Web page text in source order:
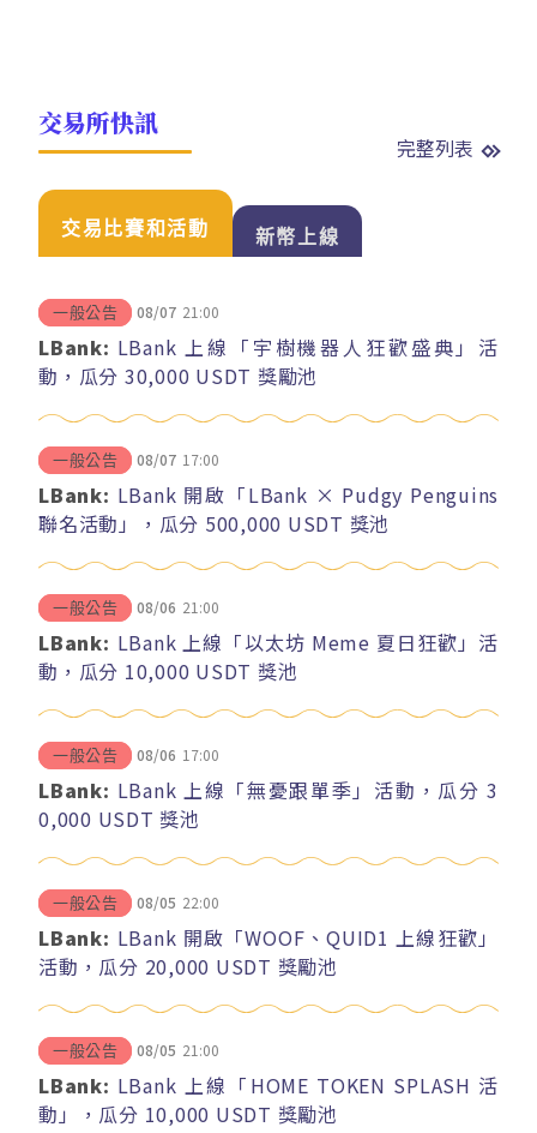
交易所快訊
完整列表
交易比賽和活動 新幣上線
一般公告 08/07 21:00
LBank: LBank 上線「宇樹機器人狂歡盛典」活
動，瓜分 30,000 USDT 獎勵池
一般公告 08/07 17:00
LBank: LBank 開啟「LBank × Pudgy Penguins
聯名活動」，瓜分 500,000 USDT 獎池
一般公告 08/06 21:00
LBank: LBank 上線「以太坊 Meme 夏日狂歡」活
動，瓜分 10,000 USDT 獎池
一般公告 08/06 17:00
LBank: LBank 上線「無憂跟單季」活動，瓜分 3
0,000 USDT 獎池
一般公告 08/05 22:00
LBank: LBank 開啟「WOOF、QUID1 上線狂歡」
活動，瓜分 20,000 USDT 獎勵池
一般公告 08/05 21:00
LBank: LBank 上線「HOME TOKEN SPLASH 活
動」，瓜分 10,000 USDT 獎勵池